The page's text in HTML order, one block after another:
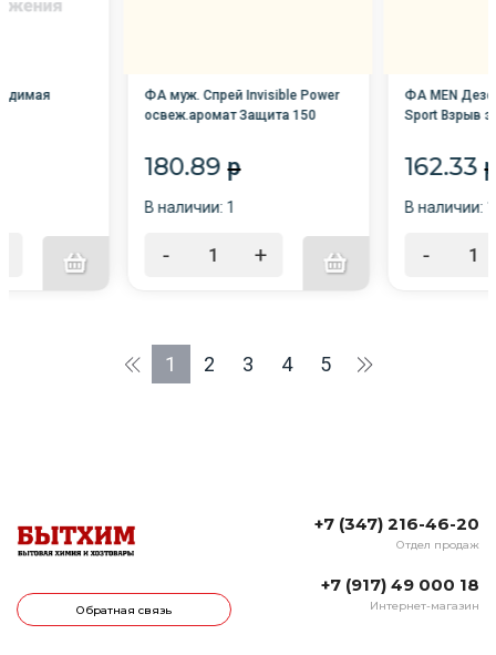
ФА муж. Спрей Invisible Power
освеж.аромат Защита 150
180.89 p
В наличии: 1
- +
ФА MEN
Sport Взрыв
162.33 p
В наличии:
-
1 2 3 4 5
Обратная связь
+7 (347) 216-46-20
Отдел продаж
+7 (917) 49 000 18
Интернет-магазин